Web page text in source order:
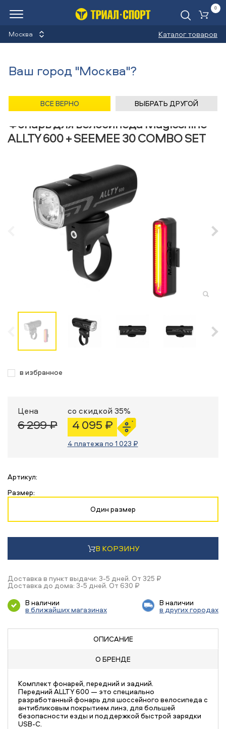
Москва Каталог товаров
0
Фонарь для велосипеда Magicshine
ALLTY 600 + SEEMEE 30 COMBO SET
в избранное
Цена
6 299 ₽
со скидкой 35%
4 095 ₽
4 платежа по 1 023 ₽
Артикул:
Размер:
Один размер
В КОРЗИНУ
Доставка в пункт выдачи: 3-5 дней. От 325 ₽
Доставка до дома: 3-5 дней. От 630 ₽
В наличии
в ближайших магазинах
В наличии
в других городах
ОПИСАНИЕ
О БРЕНДЕ
Комплект фонарей, передний и задний.
Передний ALLTY 600 — это специально
разработанный фонарь для шоссейного велосипеда с
антибликовым покрытием линз, для большей
безопасности езды и поддержкой быстрой зарядки
USB-C.
Ваш город "Москва"?
ВСЕ ВЕРНО ВЫБРАТЬ ДРУГОЙ